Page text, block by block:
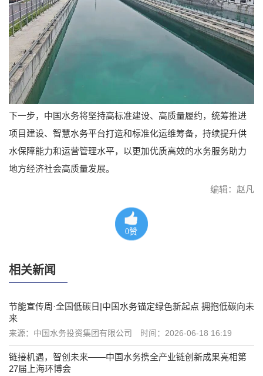
下一步，中国水务将坚持高标准建设、高质量履约，统筹推进
项目建设、智慧水务平台打造和标准化运维筹备，持续提升供
水保障能力和运营管理水平，以更加优质高效的水务服务助力
地方经济社会高质量发展。
编辑：赵凡
0赞
相关新闻
节能宣传周·全国低碳日|中国水务锚定绿色新起点 拥抱低碳向未
来
来源：中国水务投资集团有限公司 时间：2026-06-18 16:19
链接机遇，智创未来——中国水务携全产业链创新成果亮相第
27届上海环博会